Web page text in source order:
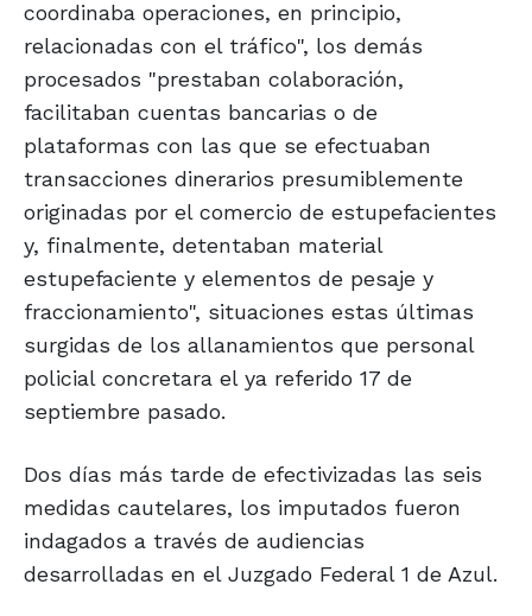
coordinaba operaciones, en principio,
relacionadas con el tráfico", los demás
procesados "prestaban colaboración,
facilitaban cuentas bancarias o de
plataformas con las que se efectuaban
transacciones dinerarios presumiblemente
originadas por el comercio de estupefacientes
y, finalmente, detentaban material
estupefaciente y elementos de pesaje y
fraccionamiento", situaciones estas últimas
surgidas de los allanamientos que personal
policial concretara el ya referido 17 de
septiembre pasado.
Dos días más tarde de efectivizadas las seis
medidas cautelares, los imputados fueron
indagados a través de audiencias
desarrolladas en el Juzgado Federal 1 de Azul.